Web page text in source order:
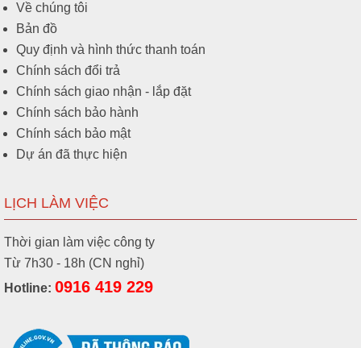
Về chúng tôi
Bản đồ
Quy định và hình thức thanh toán
Chính sách đổi trả
Chính sách giao nhận - lắp đặt
Chính sách bảo hành
Chính sách bảo mật
Dự án đã thực hiện
LỊCH LÀM VIỆC
Thời gian làm việc công ty
Từ 7h30 - 18h (CN nghỉ)
Hotline: 0916 419 229